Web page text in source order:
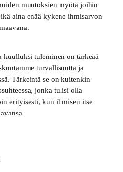
muutoksien myötä joihin
aina enää kykene ihmisarvon
kuulluksi tuleminen on tärkeää
turvallisuutta ja
Tärkeintä se on kuitenkin
jonka tulisi olla
erityisesti, kun ihmisen itse